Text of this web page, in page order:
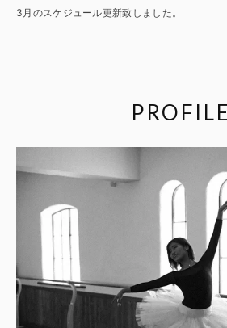
3月のスケジュール更新致しました。
PROFILE